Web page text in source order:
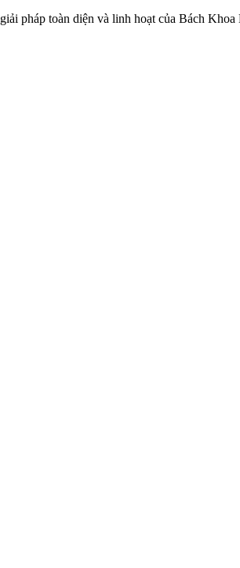
pháp toàn diện và linh hoạt của Bách